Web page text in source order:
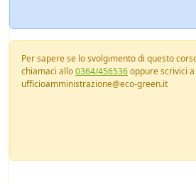
Per sapere se lo svolgimento di questo
chiamaci allo0364/456536oppure scrivici a
ufficioamministrazione@eco-green.it